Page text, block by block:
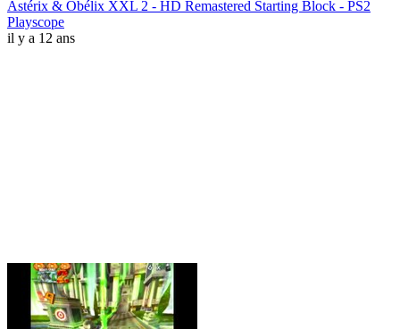
Astérix & Obélix XXL 2 - HD Remastered Starting Block - PS2
Playscope
il y a 12 ans